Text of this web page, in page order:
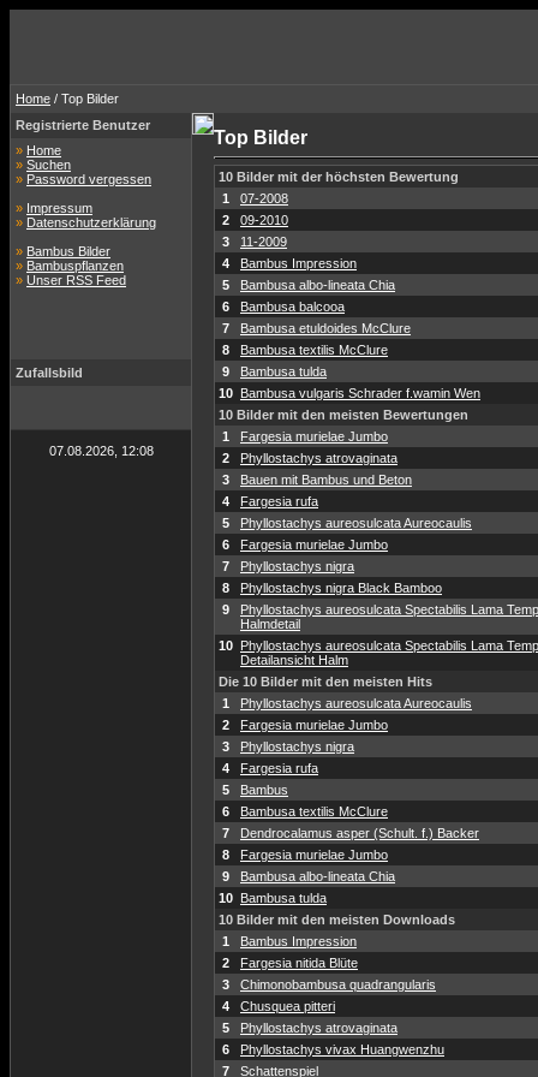
Home / Top Bilder
Registrierte Benutzer
» Home
» Suchen
» Password vergessen
» Impressum
» Datenschutzerklärung
» Bambus Bilder
» Bambuspflanzen
» Unser RSS Feed
Zufallsbild
07.08.2026, 12:08
Top Bilder
10 Bilder mit der höchsten Bewertung
1
07-2008
2
09-2010
3
11-2009
4
Bambus Impression
5
Bambusa albo-lineata Chia
6
Bambusa balcooa
7
Bambusa etuldoides McClure
8
Bambusa textilis McClure
9
Bambusa tulda
10 Bambusa vulgaris Schrader f.wamin Wen
10 Bilder mit den meisten Bewertungen
1
Fargesia murielae Jumbo
2
Phyllostachys atrovaginata
3
Bauen mit Bambus und Beton
4
Fargesia rufa
5
Phyllostachys aureosulcata Aureocaulis
6
Fargesia murielae Jumbo
7
Phyllostachys nigra
8
Phyllostachys nigra Black Bamboo
9
Phyllostachys aureosulcata Spectabilis Lama
Halmdetail
10 Phyllostachys aureosulcata Spectabilis Lama
Detailansicht Halm
Die 10 Bilder mit den meisten Hits
1
Phyllostachys aureosulcata Aureocaulis
2
Fargesia murielae Jumbo
3
Phyllostachys nigra
4
Fargesia rufa
5
Bambus
6
Bambusa textilis McClure
7
Dendrocalamus asper (Schult. f.) Backer
8
Fargesia murielae Jumbo
9
Bambusa albo-lineata Chia
10 Bambusa tulda
10 Bilder mit den meisten Downloads
1
Bambus Impression
2
Fargesia nitida Blüte
3
Chimonobambusa quadrangularis
4
Chusquea pitteri
5
Phyllostachys atrovaginata
6
Phyllostachys vivax Huangwenzhu
7
Schattenspiel